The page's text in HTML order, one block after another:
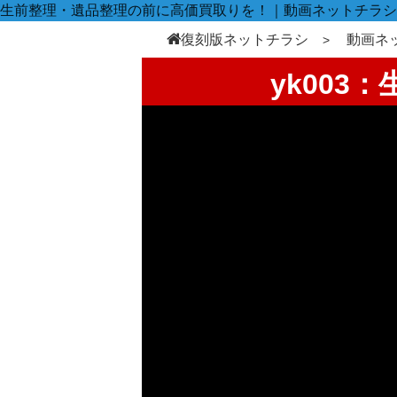
生前整理・遺品整理の前に高価買取りを！｜動画ネットチラシ
復刻版ネットチラシ
動画ネ
yk003：